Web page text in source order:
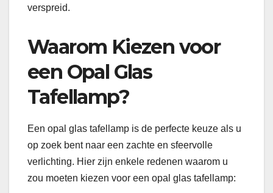
verspreid.
Waarom Kiezen voor
een Opal Glas
Tafellamp?
Een opal glas tafellamp is de perfecte keuze als u
op zoek bent naar een zachte en sfeervolle
verlichting. Hier zijn enkele redenen waarom u
zou moeten kiezen voor een opal glas tafellamp: